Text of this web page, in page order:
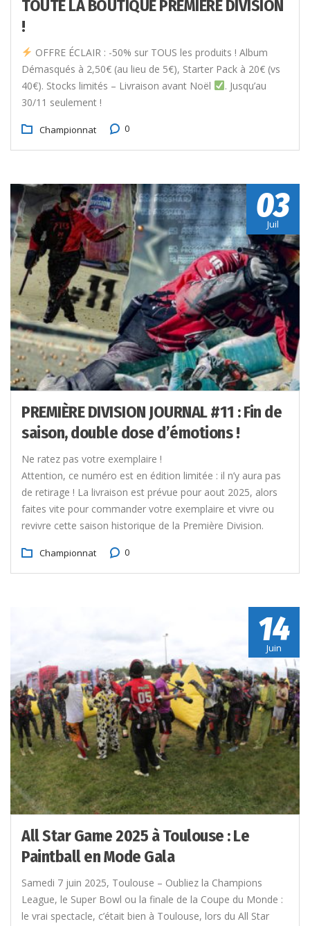
TOUTE LA BOUTIQUE PREMIÈRE DIVISION
!
OFFRE ÉCLAIR : -50% sur TOUS les produits ! Album
Démasqués à 2,50€ (au lieu de 5€), Starter Pack à 20€ (vs
40€). Stocks limités – Livraison avant Noël
. Jusqu’au
30/11 seulement !
Championnat 0
03
Juil
PREMIÈRE DIVISION JOURNAL #11 : Fin de
saison, double dose d’émotions !
Ne ratez pas votre exemplaire !
Attention, ce numéro est en édition limitée : il n’y aura pas
de retirage ! La livraison est prévue pour aout 2025, alors
faites vite pour commander votre exemplaire et vivre ou
revivre cette saison historique de la Première Division.
Championnat 0
14
Juin
All Star Game 2025 à Toulouse : Le
Paintball en Mode Gala
Samedi 7 juin 2025, Toulouse – Oubliez la Champions
League, le Super Bowl ou la finale de la Coupe du Monde :
le vrai spectacle, c’était bien à Toulouse, lors du All Star